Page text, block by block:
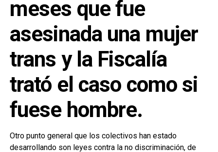
meses que fue
asesinada una mujer
trans y la Fiscalía
trató el caso como si
fuese hombre.
Otro punto general que los colectivos han estado
desarrollando son leyes contra la no discriminación, de